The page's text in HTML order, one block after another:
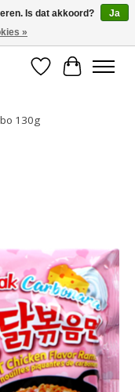
Verlanglijst
130g
Is dat akkoord?
Ja
»